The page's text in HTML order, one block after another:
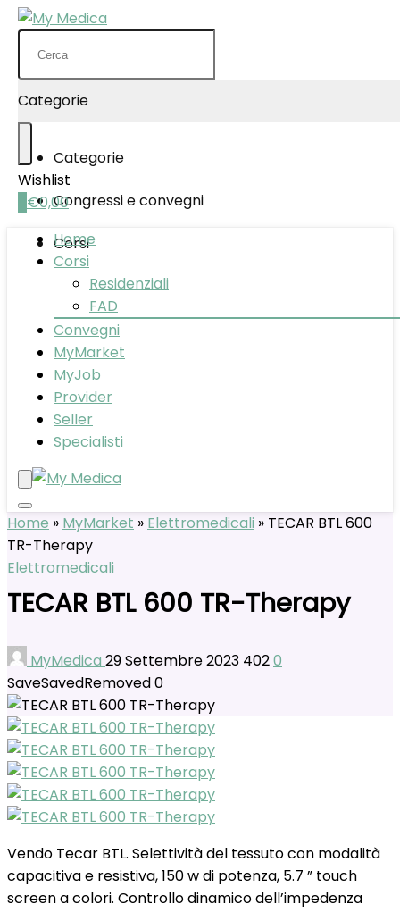
Search
for:
Categorie
Categorie
Congressi e convegni
Corsi
Wishlist
€0,00
Home
Corsi
Residenziali
FAD
Convegni
MyMarket
MyJob
Provider
Seller
Specialisti
Home » MyMarket » Elettromedicali » TECAR BTL 600
TR-Therapy
Elettromedicali
TECAR BTL 600 TR-Therapy
MyMedica 29 Settembre 2023 4020
SaveSavedRemoved0
Vendo Tecar BTL. Selettività del tessuto con modalità
capacitiva e resistiva, 150 w di potenza, 5.7 ” touch
screen a colori. Controllo dinamico dell’impedenza